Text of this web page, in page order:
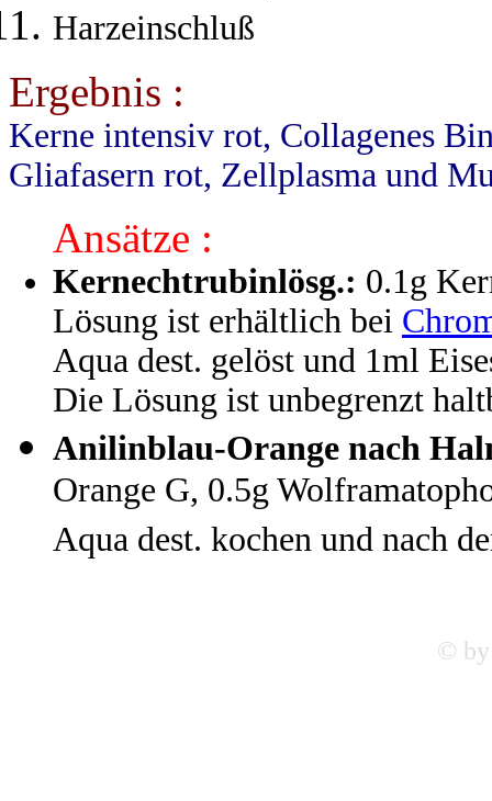
Harzeinschluß
Ergebnis :
Kerne intensiv rot, Collagenes
Gliafasern rot, Zellplasma und
Ansätze :
Kernechtrubinlösg.: 0.1g
Lösung ist erhältlich bei
Aqua dest. gelöst und 1ml
Die Lösung ist unbegrenzt
Anilinblau-Orange nach
Orange G, 0.5g
Aqua dest. kochen und nach
©